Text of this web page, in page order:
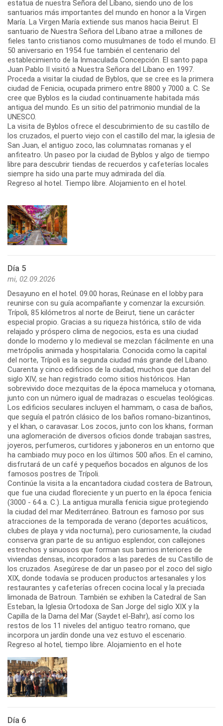
estatua de nuestra Señora del Líbano, siendo uno de los
santuarios más importantes del mundo en honor a la Virgen
María. La Virgen María extiende sus manos hacia Beirut. El
santuario de Nuestra Señora del Líbano atrae a millones de
fieles tanto cristianos como musulmanes de todo el mundo. El
50 aniversario en 1954 fue también el centenario del
establecimiento de la Inmaculada Concepción. El santo papa
Juan Pablo II visitó a Nuestra Señora del Líbano en 1997.
Proceda a visitar la ciudad de Byblos, que se cree es la primera
ciudad de Fenicia, ocupada primero entre 8800 y 7000 a. C. Se
cree que Byblos es la ciudad continuamente habitada más
antigua del mundo. Es un sitio del patrimonio mundial de la
UNESCO.
La visita de Byblos ofrece el descubrimiento de su castillo de
los cruzados, el puerto viejo con el castillo del mar, la iglesia de
San Juan, el antiguo zoco, las columnatas romanas y el
anfiteatro. Un paseo por la ciudad de Byblos y algo de tiempo
libre para descubrir tiendas de recuerdos y cafeterías locales
siempre ha sido una parte muy admirada del día.
Regreso al hotel. Tiempo libre. Alojamiento en el hotel.
Día 5
mi, 02.09.2026
Desayuno en el hotel. 09.00 horas, Reúnase en el lobby para
reunirse con su guía acompañante y comenzar la excursión.
Trípoli, 85 kilómetros al norte de Beirut, tiene un carácter
especial propio. Gracias a su riqueza histórica, stilo de vida
relajado y próspero clima de negocios, esta es una ciudad
donde lo moderno y lo medieval se mezclan fácilmente en una
metrópolis animada y hospitalaria. Conocida como la capital
del norte, Trípoli es la segunda ciudad más grande del Líbano.
Cuarenta y cinco edificios de la ciudad, muchos que datan del
siglo XIV, se han registrado como sitios históricos. Han
sobrevivido doce mezquitas de la época mameluca y otomana,
junto con un número igual de madrazas o escuelas teológicas.
Los edificios seculares incluyen el hammam, o casa de baños,
que seguía el patrón clásico de los baños romano-bizantinos,
y el khan, o caravasar. Los zocos, junto con los khans, forman
una aglomeración de diversos oficios donde trabajan sastres,
joyeros, perfumeros, curtidores y jaboneros en un entorno que
ha cambiado muy poco en los últimos 500 años. En el camino,
disfrutará de un café y pequeños bocados en algunos de los
famosos postres de Trípoli.
Continúe la visita a la encantadora ciudad costera de Batroun,
que fue una ciudad floreciente y un puerto en la época fenicia
(3000 - 64 a. C.). La antigua muralla fenicia sigue protegiendo
la ciudad del mar Mediterráneo. Batroun es famoso por sus
atracciones de la temporada de verano (deportes acuáticos,
clubes de playa y vida nocturna), pero curiosamente, la ciudad
conserva gran parte de su antiguo esplendor, con callejones
estrechos y sinuosos que forman sus barrios interiores de
viviendas densas, incorporados a las paredes de su Castillo de
los cruzados. Asegúrese de dar un paseo por el zoco del siglo
XIX, donde todavía se producen productos artesanales y los
restaurantes y cafeterías ofrecen cocina local y la preciada
limonada de Batroun. También se exhiben la Catedral de San
Esteban, la Iglesia Ortodoxa de San Jorge del siglo XIX y la
Capilla de la Dama del Mar (Saydet el-Bahr), así como los
restos de los 11 niveles del antiguo teatro romano, que
incorpora un jardín donde una vez estuvo el escenario.
Regreso al hotel, tiempo libre. Alojamiento en el hote
Día 6